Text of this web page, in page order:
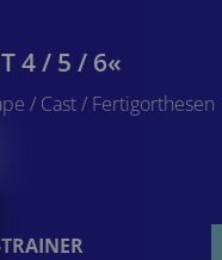
4 / 5 / 6«
/ Cast / Fertigorthesen